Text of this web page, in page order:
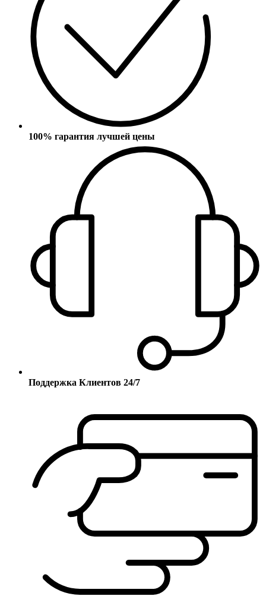
100% гарантия лучшей цены
Поддержка Клиентов 24/7